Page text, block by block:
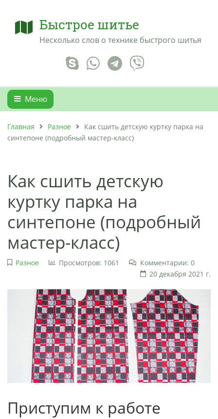
Быстрое шитье
Несколько слов о технике быстрого шитья
Меню
Главная Разное
Как сшить детскую куртку парка на
синтепоне (подробный мастер-класс)
Как сшить детскую
куртку парка на
синтепоне (подробный
мастер-класс)
Разное Просмотров: 1061
Комментарии: 0
20 декабря 2021 г.
Приступим к работе